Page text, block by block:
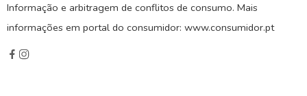
Informação e arbitragem de conflitos de consumo. Mais
informações em portal do consumidor: www.consumidor.pt